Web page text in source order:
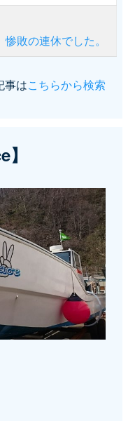
敗の連休でした。
事はこちらから検索